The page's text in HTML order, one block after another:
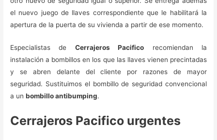
el nuevo juego de llaves correspondiente que le habilitará la
apertura de la puerta de su vivienda a partir de ese momento.
Especialistas de Cerrajeros Pacifico recomiendan la
instalación a bombillos en los que las llaves vienen precintadas
y se abren delante del cliente por razones de mayor
seguridad. Sustituimos el bombillo de seguridad convencional
a unbombillo antibumping.
Cerrajeros Pacifico urgentes